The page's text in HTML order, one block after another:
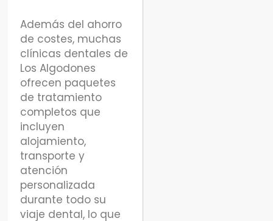
Además del ahorro
de costes, muchas
clínicas dentales de
Los Algodones
ofrecen paquetes
de tratamiento
completos que
incluyen
alojamiento,
transporte y
atención
personalizada
durante todo su
viaje dental, lo que